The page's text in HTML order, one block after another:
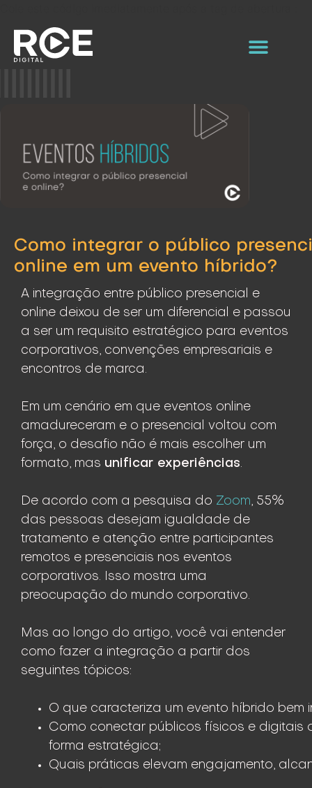
Como integrar o público
online em um evento híbrido?
A integração entre público presencial e
online deixou de ser um diferencial e passou
a ser um requisito estratégico para eventos
corporativos, convenções empresariais e
encontros de marca.
Em um cenário em que eventos online
amadureceram e o presencial voltou com
força, o desafio não é mais escolher um
formato, mas unificar experiências.
De acordo com a pesquisa do Zoom, 55%
das pessoas desejam igualdade de
tratamento e atenção entre participantes
remotos e presenciais nos eventos
corporativos. Isso mostra uma
preocupação do mundo corporativo.
Mas ao longo do artigo, você vai entender
como fazer a integração a partir dos
seguintes tópicos:
O que caracteriza um evento híbrido bem
Como conectar públicos físicos e digitais
forma estratégica;
Quais práticas elevam engajamento,